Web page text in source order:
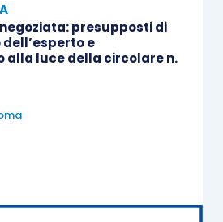
verifiche aggiuntive, la
dovrà obbligatoriamente
del rinvio anche la
di revoca del fallimento e
del soggetto a cui sia
in disamina è stato quindi
presupposti di
e
alla luce della circolare n.